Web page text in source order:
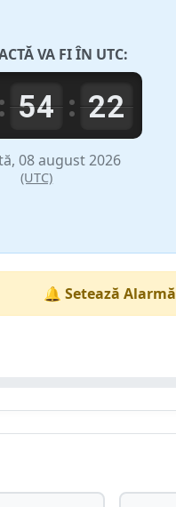
VA FI ÎN UTC:
: 54 : 22
08 august 2026
(UTC)
🔔 Setează Alarmă